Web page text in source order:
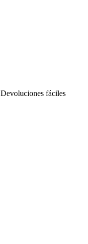
Devoluciones fáciles